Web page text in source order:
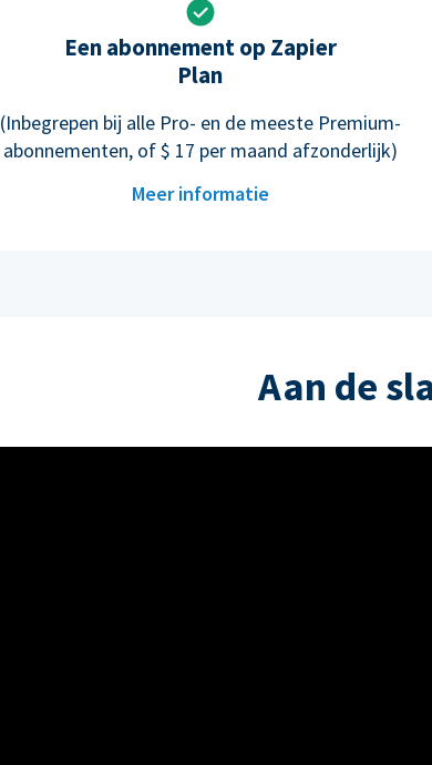
Een abonnement op Zapier
Plan
(Inbegrepen bij alle Pro- en de meeste Premium-
abonnementen, of $ 17 per maand afzonderlijk)
Meer informatie
Aan de